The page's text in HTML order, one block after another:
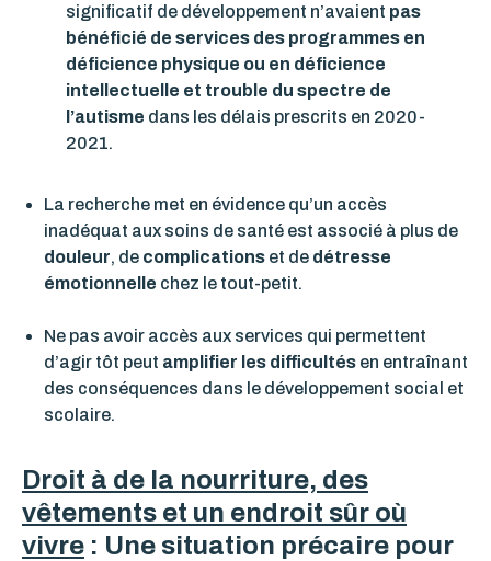
significatif de développement n’avaient pas
bénéficié de services des programmes en
déficience physique ou en déficience
intellectuelle et trouble du spectre de
l’autisme dans les délais prescrits en 2020-
2021.
La recherche met en évidence qu’un accès
inadéquat aux soins de santé est associé à plus de
douleur, de complications et de détresse
émotionnelle chez le tout-petit.
Ne pas avoir accès aux services qui permettent
d’agir tôt peut amplifier les difficultés en entraînant
des conséquences dans le développement social et
scolaire.
Droit à de la nourriture, des
vêtements et un endroit sûr où
vivre : Une situation précaire pour